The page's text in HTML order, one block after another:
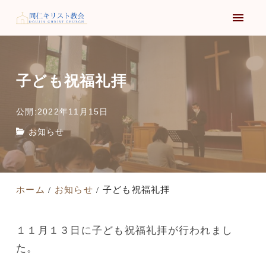
子ども祝福礼拝
公開:2022年11月15日
お知らせ
ホーム お知らせ 子ども祝福礼拝
１１月１３日に子ども祝福礼拝が行われまし
た。